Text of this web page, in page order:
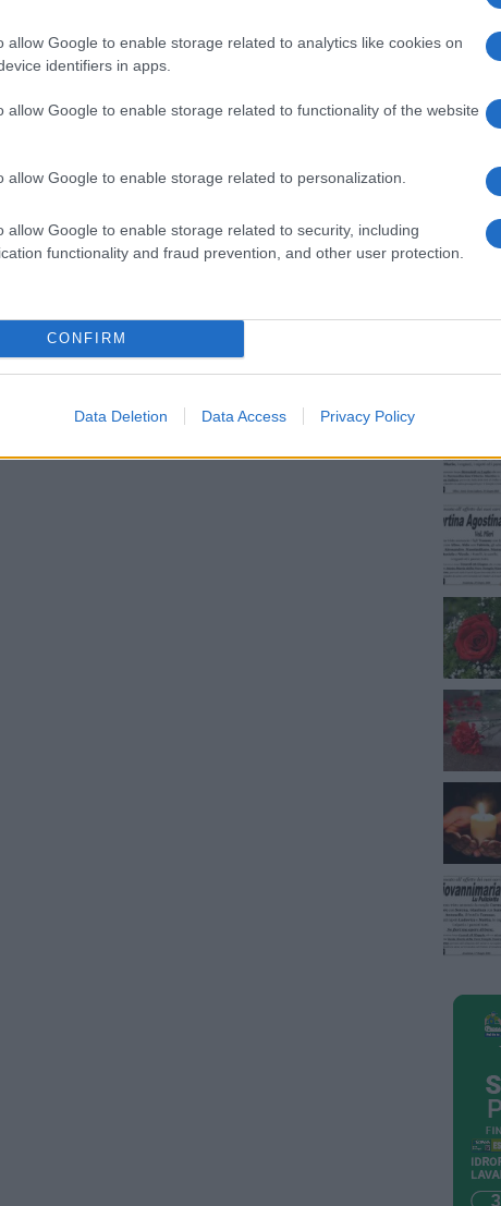
allow Google to enable storage related to analytics like cookies on
identifiers in apps.
allow Google to enable storage related to functionality of the website
allow Google to enable storage related to personalization.
allow Google to enable storage related to security, including
functionality and fraud prevention, and other user protection.
CONFIRM
Data Deletion Data Access Privacy Policy
di GalluraOggi.it
news daGoogle News
Prossimo articolo